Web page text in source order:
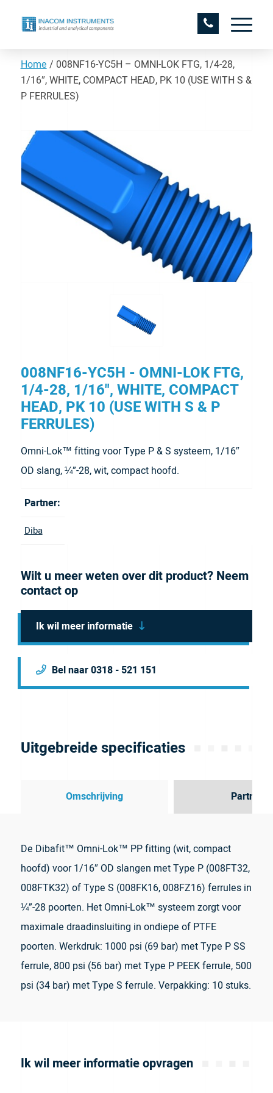
Home / 008NF16-YC5H – OMNI-LOK FTG, 1/4-28,
1/16″, WHITE, COMPACT HEAD, PK 10 (USE WITH S &
P FERRULES)
008NF16-YC5H - OMNI-LOK FTG,
1/4-28, 1/16", WHITE, COMPACT
HEAD, PK 10 (USE WITH S & P
FERRULES)
Omni-Lok™ fitting voor Type P & S systeem, 1/16″
OD slang, ¼”-28, wit, compact hoofd.
Partner:
Diba
Wilt u meer weten over dit product? Neem
contact op
Ik wil meer informatie
Bel naar 0318 - 521 151
Uitgebreide specificaties
Omschrijving Partner
De Dibafit™ Omni-Lok™ PP fitting (wit, compact
hoofd) voor 1/16″ OD slangen met Type P (008FT32,
008FTK32) of Type S (008FK16, 008FZ16) ferrules in
¼”-28 poorten. Het Omni-Lok™ systeem zorgt voor
maximale draadinsluiting in ondiepe of PTFE
poorten. Werkdruk: 1000 psi (69 bar) met Type P SS
ferrule, 800 psi (56 bar) met Type P PEEK ferrule, 500
psi (34 bar) met Type S ferrule. Verpakking: 10 stuks.
Ik wil meer informatie opvragen